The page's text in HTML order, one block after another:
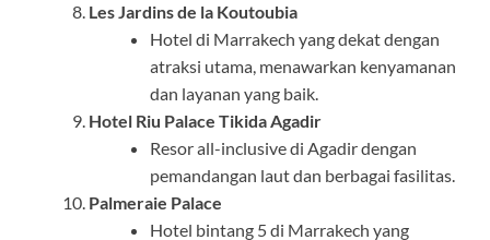
Les Jardins de la Koutoubia
Hotel di Marrakech yang dekat dengan
atraksi utama, menawarkan kenyamanan
dan layanan yang baik.
Hotel Riu Palace Tikida Agadir
Resor all-inclusive di Agadir dengan
pemandangan laut dan berbagai fasilitas.
Palmeraie Palace
Hotel bintang 5 di Marrakech yang